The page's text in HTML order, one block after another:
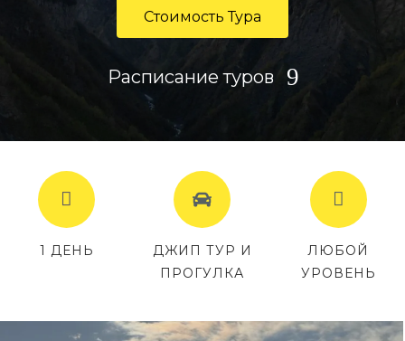
Стоимость Тура
Расписание туров
1 ДЕНЬ
ДЖИП ТУР И
ПРОГУЛКА
ЛЮБОЙ
УРОВЕНЬ